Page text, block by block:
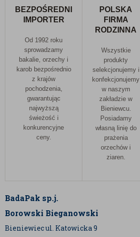
BEZPOŚREDNI
IMPORTER
Od 1992 roku
sprowadzamy
bakalie, orzechy i
karob bezpośrednio
z krajów
pochodzenia,
gwarantując
najwyższą
świeżość i
konkurencyjne
ceny.
POLSKA
FIRMA
RODZINNA
Wszystkie
produkty
selekcjonujemy i
konfekcjonujemy
w naszym
zakładzie w
Bieniewcu.
Posiadamy
własną linię do
prażenia
orzechów i
ziaren.
BadaPak sp.j.
Borowski Bieganowski
Bieniewiec ul. Katowicka 9